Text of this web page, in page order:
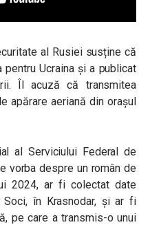
al Rusiei susține că
Ucraina și a publicat
Îl acuză că transmitea
apărare aeriană din orașul
al Serviciului Federal de
vorba despre un român de
2024, ar fi colectat date
în Krasnodar, și ar fi
pe care a transmis-o unui